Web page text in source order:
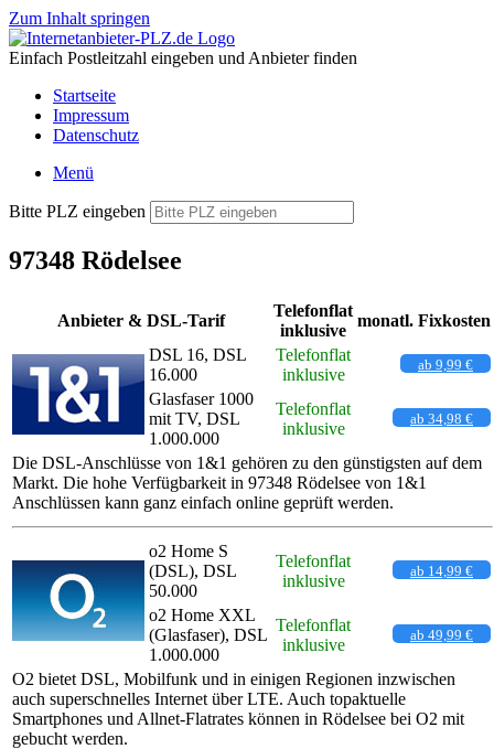
Zum Inhalt springen
Einfach Postleitzahl eingeben und Anbieter finden
Startseite
Impressum
Datenschutz
Menü
Bitte PLZ eingeben
97348 Rödelsee
Anbieter & DSL-Tarif
Telefonflat
inklusive
monatl. Fixkosten
DSL 16, DSL
16.000
Telefonflat
inklusive
ab 9,99 €
Glasfaser 1000
mit TV, DSL
1.000.000
Telefonflat
inklusive
ab 34,98 €
Die DSL-Anschlüsse von 1&1 gehören zu den günstigsten auf dem
Markt. Die hohe Verfügbarkeit in 97348 Rödelsee von 1&1
Anschlüssen kann ganz einfach online geprüft werden.
o2 Home S
(DSL), DSL
50.000
Telefonflat
inklusive
ab 14,99 €
o2 Home XXL
(Glasfaser), DSL
1.000.000
Telefonflat
inklusive
ab 49,99 €
O2 bietet DSL, Mobilfunk und in einigen Regionen inzwischen
auch superschnelles Internet über LTE. Auch topaktuelle
Smartphones und Allnet-Flatrates können in Rödelsee bei O2 mit
gebucht werden.